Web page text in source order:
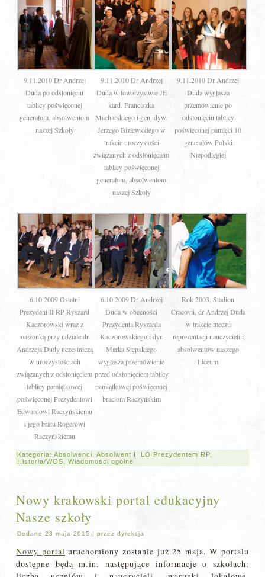
9.11.2010 Dr Andrzej
Duda po odsłonięciu
tablicy poświęconej
generałom, absolwentom
naszej Szkoły
9.11.2010 Dr Andrzej
Duda w towarzystwie JE
kard. Franciszka
Macharskiego i gen. dyw.
Jerzego Biziewskiego w
trakcie uroczystości
związanych z odsłonięciem
tablicy poświęconej
generałom, absolwentom
naszej Szkoły
9.11.2010 Dr Andrzej
Duda wygłasza
przemówienie po
odsłonięciu tablicy
poświęconej pamięci 10
generałów Polski
Niepodległej
6.10.2009 Ostatni
Prezydent II RP Ryszard
Kaczorowski wraz z
małżonką przy udziale dr.
Andrzeja Dudy uczestniczą
w uroczystościach
związanych z odsłonięciem
tablicy pamiątkowej
poświęconej Prezydentowi
Edwardowi Raczyńskiemu
i jego bratu Rogerowi
Raczyńskiemu
6.10.2009 Dr Andrzej
Duda w obecności
Prezydenta Ryszarda
Kaczorowskiego i dyr.
Marka Stępskiego
wygłasza przemówienie
przed odsłonięciem tablicy
pamiątkowej poświęconej
braciom Raczyńskim
Rok 2003, Stadion
Cracovii, dr Andrzej Duda
w trakcie meczu
reprezentacji nauczycieli i
absolwentów naszego
Liceum
Kategoria:Absolwenci ,Absolwent II LO Prezydentem RP
Historia/WOS
,Wiadomości ogólne
Nowy krakowski portal edukacyjny
Nasze szkoły
Dodane 23 maja 2015 |przez dyrekcja
Nowy portal uruchomiony zostanie już 25 maja. W portalu
dostępne będą m.in. następujące informacje o szkołach: